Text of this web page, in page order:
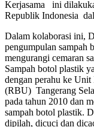
Kerjasama ini
Republik Indonesia
Dalam kolaborasi ini,
pengumpulan sampah
mengurangi cemaran
Sampah botol plastik
dengan perahu ke
(RBU) Tangerang
pada tahun 2010 dan
sampah botol plastik.
dipilah, dicuci dan